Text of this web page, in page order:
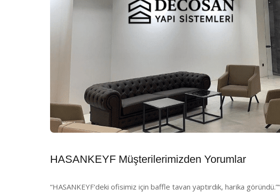
HASANKEYF Müşterilerimizden Yorumlar
“HASANKEYF'deki ofisimiz için baffle tavan yaptırdık, harika göründü.”